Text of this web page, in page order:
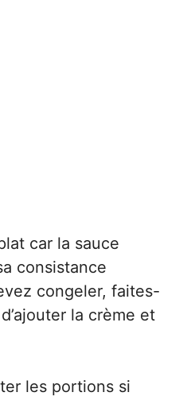
car la sauce
consistance
congeler, faites-
la crème et
les portions si